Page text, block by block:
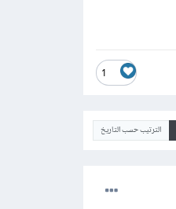
1
الترتيب حسب التاريخ